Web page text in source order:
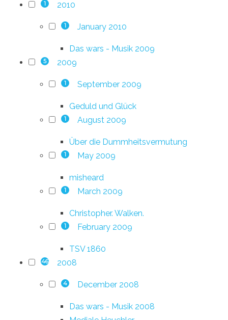
1 2010
1 January 2010
Das wars - Musik 2009
5 2009
1 September 2009
Geduld und Glück
1 August 2009
Über die Dummheitsvermutung
1 May 2009
misheard
1 March 2009
Christopher. Walken.
1 February 2009
TSV 1860
46 2008
4 December 2008
Das wars - Musik 2008